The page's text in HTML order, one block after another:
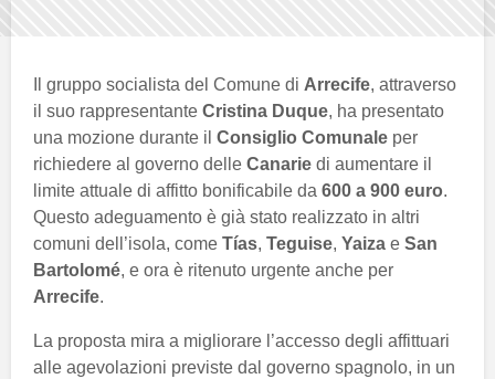
Il gruppo socialista del Comune di Arrecife, attraverso
il suo rappresentante Cristina Duque, ha presentato
una mozione durante il Consiglio Comunale per
richiedere al governo delle Canarie di aumentare il
limite attuale di affitto bonificabile da 600 a 900 euro.
Questo adeguamento è già stato realizzato in altri
comuni dell’isola, come Tías, Teguise, Yaiza e San
Bartolomé, e ora è ritenuto urgente anche per
Arrecife.
La proposta mira a migliorare l’accesso degli affittuari
alle agevolazioni previste dal governo spagnolo, in un